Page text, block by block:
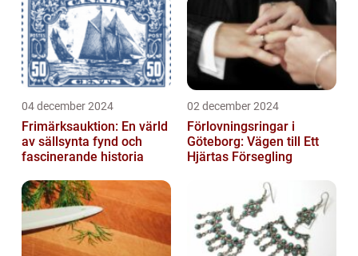
04 december 2024
Frimärksauktion: En värld
av sällsynta fynd och
fascinerande historia
02 december 2024
Förlovningsringar i
Göteborg: Vägen till Ett
Hjärtas Försegling